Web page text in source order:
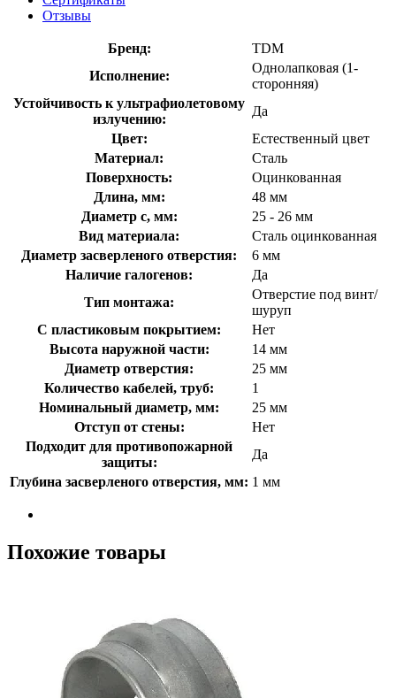
Отзывы
Бренд:
TDM
Исполнение:
Однолапковая (1-
сторонняя)
Устойчивость к ультрафиолетовому
излучению:
Да
Цвет:
Естественный цвет
Материал:
Сталь
Поверхность:
Оцинкованная
Длина, мм:
48 мм
Диаметр с, мм:
25 - 26 мм
Вид материала:
Сталь оцинкованная
Диаметр засверленого отверстия:
6 мм
Наличие галогенов:
Да
Тип монтажа:
Отверстие под винт/
шуруп
С пластиковым покрытием:
Нет
Высота наружной части:
14 мм
Диаметр отверстия:
25 мм
Количество кабелей, труб:
1
Номинальный диаметр, мм:
25 мм
Отступ от стены:
Нет
Подходит для противопожарной
защиты:
Да
Глубина засверленого отверстия, мм: 1 мм
Похожие товары